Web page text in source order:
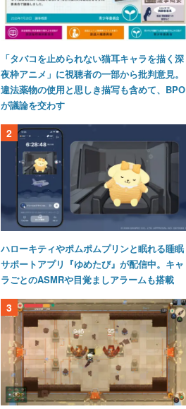
「タバコを止められない猫耳キャラを描く深
夜枠アニメ」に視聴者の一部から批判意見。
違法薬物の使用と思しき描写も含めて、BPO
が議論を交わす
2
ハローキティやポムポムプリンと眠れる睡眠
サポートアプリ『ゆめたび』が配信中。キャ
ラごとのASMRや目覚ましアラームも搭載
3